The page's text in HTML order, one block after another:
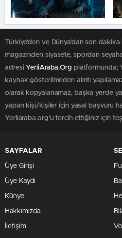
Türkiye'den ve Dünya’dan son dakika
magazinden siyasete, spordan
adresi YerliAraba.Org platformunda;
kaynak gösterilmeden alıntı
olarak kopyalanamaz, başka yerde
yapan kişi/kişiler için yasal başvuru
Yerliaraba.org'u tercih ettiğiniz için
SAYFALAR
Üye Girişi
Üye Kaydı
Künye
Hakkımızda
İletişim